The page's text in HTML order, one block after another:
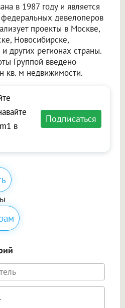
в 1987 году и является
девелоперов
проекты в Москве,
Новосибирске,
других регионах страны.
Группой введено
кв. м недвижимости.
в
Подписаться